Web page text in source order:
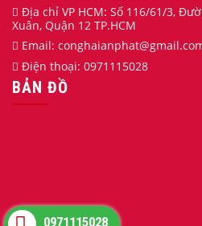
Địa chỉ VP HCM: Số 116/61/3,
Xuân, Quận 12 TP.HCM
Email: conghaianphat
Điện thoại: 0971115028
BẢN ĐỒ
0971115028